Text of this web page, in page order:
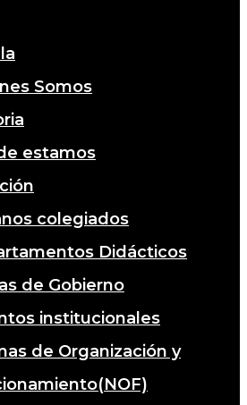
Somos
estamos
colegiados
Didácticos
de Gobierno
institucionales
de Organización y